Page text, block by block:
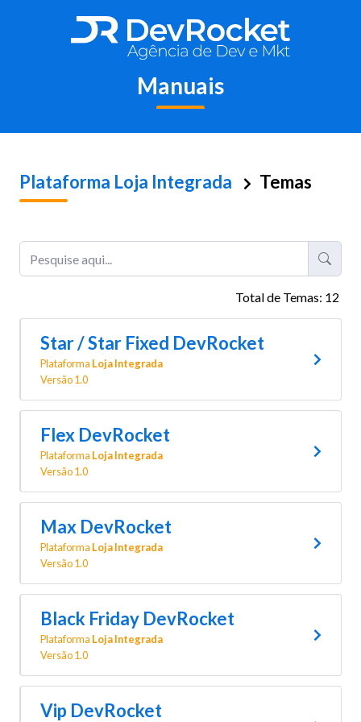
Manuais
Plataforma Loja Integrada Temas
Total de Temas: 12
Star / Star Fixed DevRocket
Plataforma Loja Integrada
Versão 1.0
Flex DevRocket
Plataforma Loja Integrada
Versão 1.0
Max DevRocket
Plataforma Loja Integrada
Versão 1.0
Black Friday DevRocket
Plataforma Loja Integrada
Versão 1.0
Vip DevRocket